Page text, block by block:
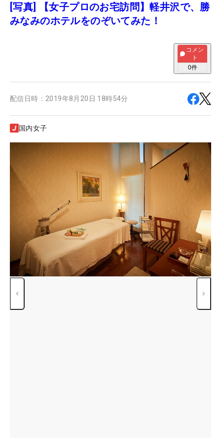
[写真] 【女子プロのお宅訪問】軽井沢で、勝
みなみのホテルをのぞいてみた！
コメン
ト
0件
配信日時： 2019年8月20日 18時54分
国内女子